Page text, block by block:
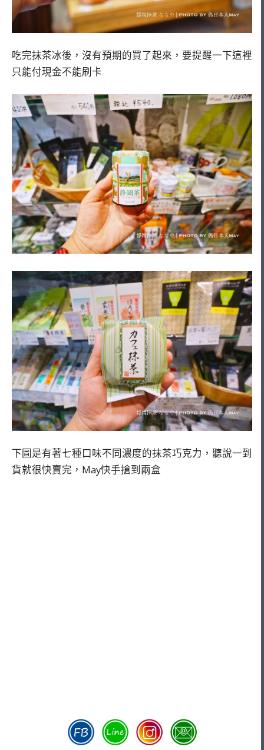
吃完抹茶冰後，沒有預期的買了起來，要提醒一下這裡
只能付現金不能刷卡
下圖是有著七種口味不同濃度的抹茶巧克力，聽說一到
貨就很快賣完，May快手搶到兩盒